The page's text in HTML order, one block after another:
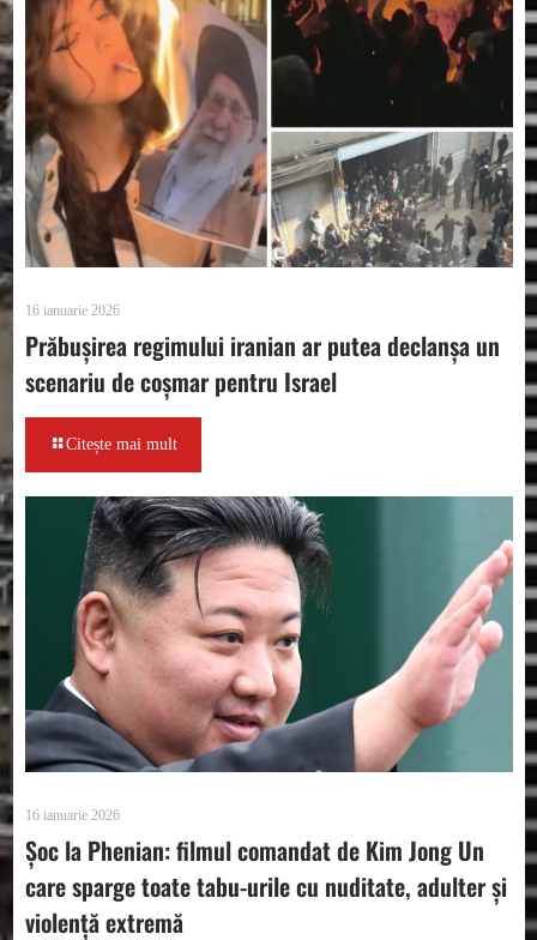
16 ianuarie 2026
Prăbușirea regimului iranian ar putea declanșa un
scenariu de coșmar pentru Israel
Citește mai mult
16 ianuarie 2026
Șoc la Phenian: filmul comandat de Kim Jong Un
care sparge toate tabu-urile cu nuditate, adulter și
violență extremă